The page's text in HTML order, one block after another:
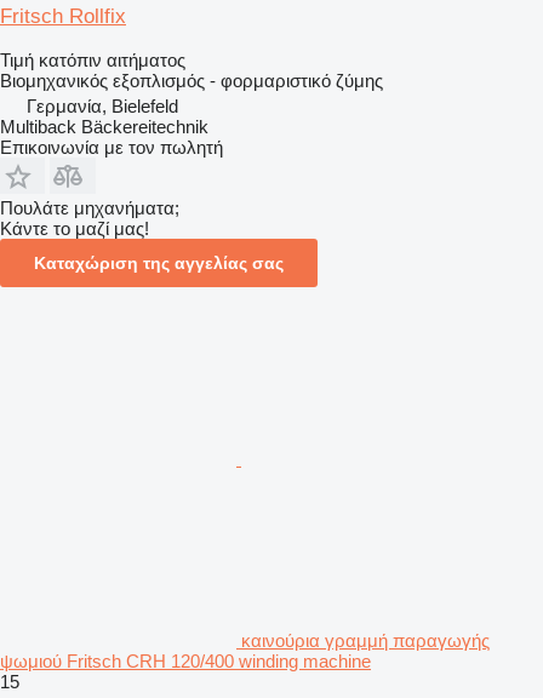
Fritsch Rollfix
Τιμή κατόπιν αιτήματος
Βιομηχανικός εξοπλισμός - φορμαριστικό ζύμης
Γερμανία, Bielefeld
Multiback Bäckereitechnik
Επικοινωνία με τον πωλητή
Πουλάτε μηχανήματα;
Κάντε το μαζί μας!
Καταχώριση της αγγελίας σας
καινούρια γραμμή παραγωγής
ψωμιού Fritsch CRH 120/400 winding machine
15